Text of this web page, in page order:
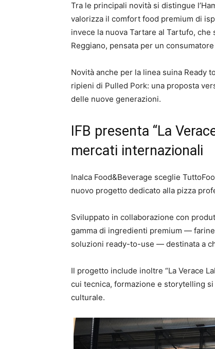
Tra le principali novità si distingue
valorizza il comfort food premium di
invece la nuova Tartare al Tartufo,
Reggiano, pensata per un
Novità anche per la linea suina Ready
ripieni di Pulled Pork: una proposta
delle nuove generazioni.
IFB presenta “La
mercati internazionali
Inalca Food&Beverage sceglie
nuovo progetto dedicato alla pizza
Sviluppato in collaborazione con
gamma di ingredienti premium —
soluzioni ready-to-use — destinata a
Il progetto include inoltre “La Verace
cui tecnica, formazione e storytelling
culturale.